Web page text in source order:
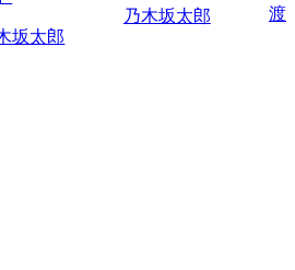
坂太郎
乃木坂太郎 渡